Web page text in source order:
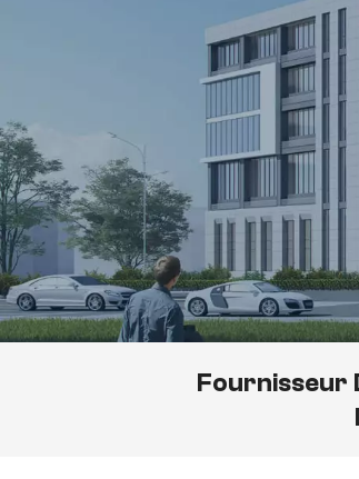
Fournisseur